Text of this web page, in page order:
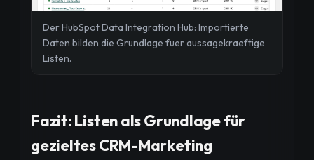
Der HubSpot Data Integration Hub: Importierte
Daten bilden die Grundlage fuer aussagekraeftige
Listen.
Fazit: Listen als Grundlage für
gezieltes CRM-Marketing